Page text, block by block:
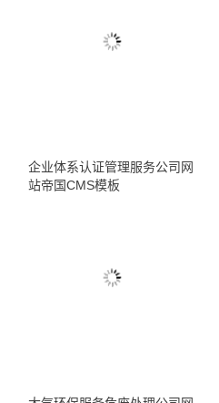
企业体系认证管理服务公司网
站帝国CMS模板